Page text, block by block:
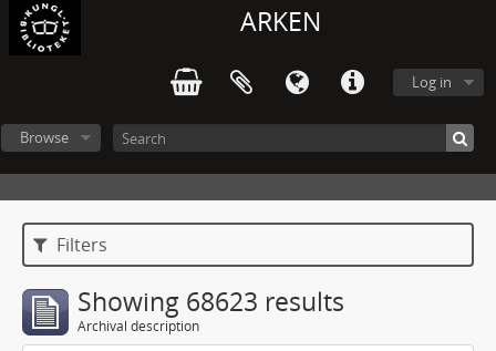
ARKEN
Log in
Browse
Filters
Showing 68623 results
Archival description